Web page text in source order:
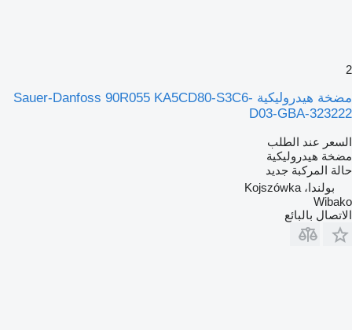
2
مضخة هيدروليكية Sauer-Danfoss 90R055 KA5CD80-S3C6-
D03-GBA-323222
السعر عند الطلب
مضخة هيدروليكية
حالة المركبة جديد
بولندا، Kojszówka
Wibako
الاتصال بالبائع